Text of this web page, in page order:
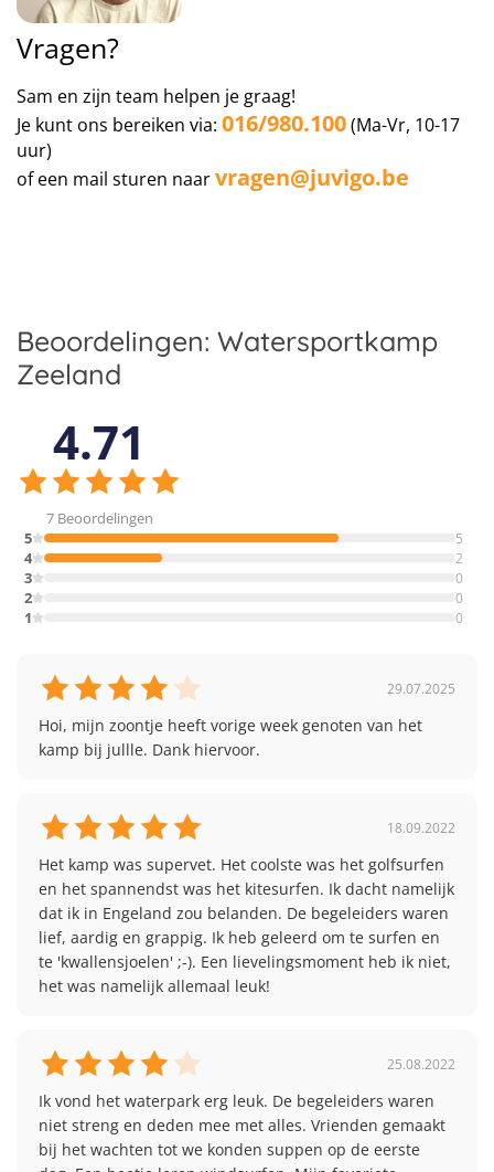
Vragen?
Sam en zijn team helpen je graag!
Je kunt ons bereiken via: 016/980.100(Ma-Vr, 10-17
uur)
of een mail sturen naarvragen@juvigo.be
Beoordelingen: Watersportkamp
Zeeland
4.71
7 Beoordelingen
5
5
4 2
3 0
2 0
1 0
29.07.2025
Hoi, mijn zoontje heeft vorige week genoten van het
18.09.2022
Het kamp was supervet. Het coolste was het golfsurfen
en het spannendst was het kitesurfen. Ik dacht namelijk
dat ik in Engeland zou belanden. De begeleiders waren
lief, aardig en grappig. Ik heb geleerd om te surfen en
te 'kwallensjoelen' ;-). Een lievelingsmoment heb ik niet,
het was namelijk allemaal leuk!
25.08.2022
Ik vond het waterpark erg leuk. De begeleiders waren
niet streng en deden mee met alles. Vrienden gemaakt
bij het wachten tot we konden suppen op de eerste